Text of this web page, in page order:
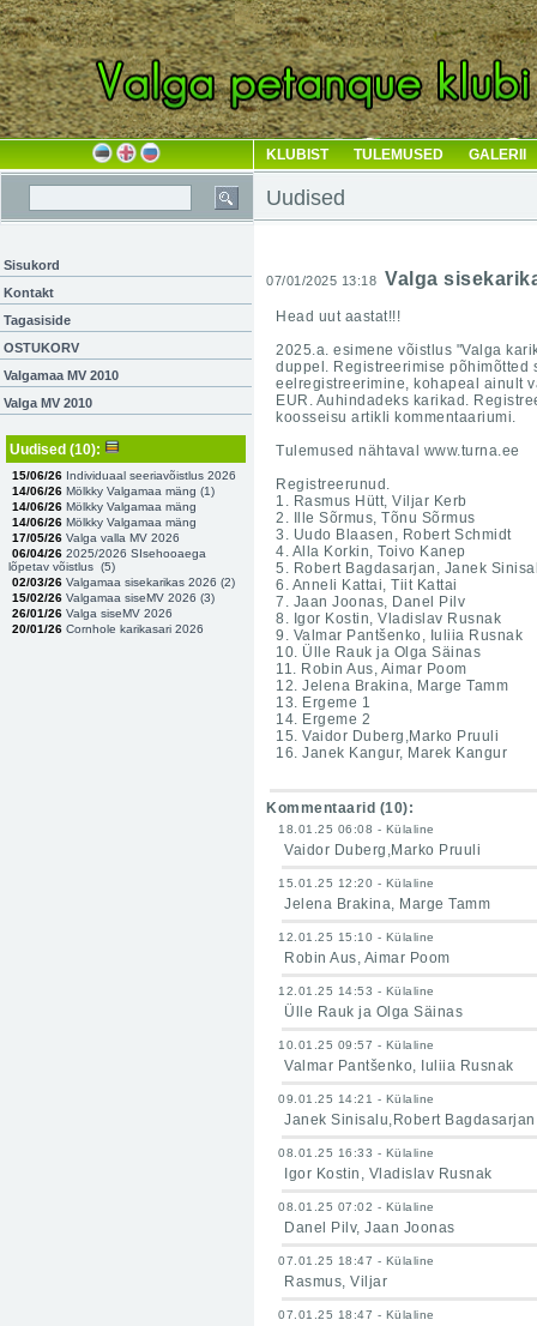
KLUBIST TULEMUSED GALERII
Uudised
Sisukord
Kontakt
Tagasiside
OSTUKORV
Valgamaa MV 2010
Valga MV 2010
Uudised (10):
15/06/26 Individuaal seeriavõistlus 2026
14/06/26 Mölkky Valgamaa mäng (1)
14/06/26 Mölkky Valgamaa mäng
14/06/26 Mölkky Valgamaa mäng
17/05/26 Valga valla MV 2026
06/04/26 2025/2026 SIsehooaega
lõpetav võistlus (5)
02/03/26 Valgamaa sisekarikas 2026 (2)
15/02/26 Valgamaa siseMV 2026 (3)
26/01/26 Valga siseMV 2026
20/01/26 Cornhole karikasari 2026
07/01/2025 13:18 Valga
Head uut aastat!!!
2025.a. esimene võistlus "Valga
duppel. Registreerimise
eelregistreerimine, kohapeal ainult
EUR. Auhindadeks karikad.
koosseisu artikli kommentaariumi.
Tulemused nähtaval www.turna.ee
Registreerunud.
1. Rasmus Hütt, Viljar Kerb
2. Ille Sõrmus, Tõnu Sõrmus
3. Uudo Blaasen, Robert Schmidt
4. Alla Korkin, Toivo Kanep
5. Robert Bagdasarjan, Janek
6. Anneli Kattai, Tiit Kattai
7. Jaan Joonas, Danel Pilv
8. Igor Kostin, Vladislav Rusnak
9. Valmar Pantšenko, Iuliia Rusnak
10. Ülle Rauk ja Olga Säinas
11. Robin Aus, Aimar Poom
12. Jelena Brakina, Marge Tamm
13. Ergeme 1
14. Ergeme 2
15. Vaidor Duberg,Marko Pruuli
16. Janek Kangur, Marek Kangur
Kommentaarid (10):
18.01.25 06:08 - Külaline
Vaidor Duberg,Marko Pruuli
15.01.25 12:20 - Külaline
Jelena Brakina, Marge Tamm
12.01.25 15:10 - Külaline
Robin Aus, Aimar Poom
12.01.25 14:53 - Külaline
Ülle Rauk ja Olga Säinas
10.01.25 09:57 - Külaline
Valmar Pantšenko, Iuliia Rusnak
09.01.25 14:21 - Külaline
Janek Sinisalu,Robert Bagdasarjan
08.01.25 16:33 - Külaline
Igor Kostin, Vladislav Rusnak
08.01.25 07:02 - Külaline
Danel Pilv, Jaan Joonas
07.01.25 18:47 - Külaline
Rasmus, Viljar
07.01.25 18:47 - Külaline